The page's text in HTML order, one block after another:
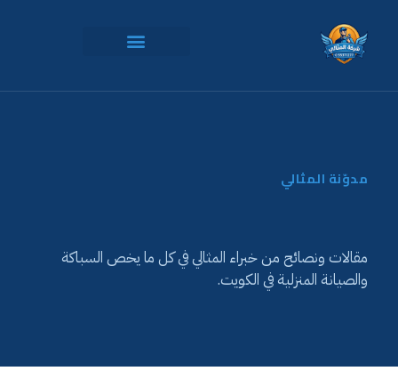
مدوّنة المثالي
مقالات ونصائح من خبراء المثالي في كل ما يخص السباكة
والصيانة المنزلية في الكويت.